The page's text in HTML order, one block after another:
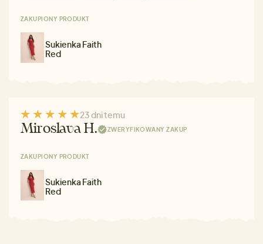
ZAKUPIONY PRODUKT
Sukienka Faith
Red
23 dni temu
Miroslava H. ZWERYFIKOWANY ZAKUP
ZAKUPIONY PRODUKT
Sukienka Faith
Red